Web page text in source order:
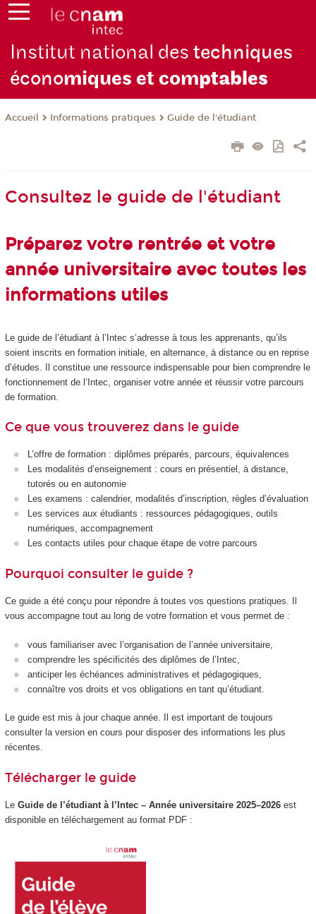
Institut national destechniques
économiques et comptables
Accueil Informations pratiques Guide de l'étudiant
Consultez le guide de l'étudiant
Préparez votre rentrée et votre
année universitaire avec toutes les
informations utiles
Le guide de l’étudiant à l’Intec s’adresse à tous les apprenants, qu’ils
soient inscrits en formation initiale, en alternance, à distance ou en reprise
d’études. Il constitue une ressource indispensable pour bien comprendre le
fonctionnement de l’Intec, organiser votre année et réussir votre parcours
de formation.
Ce que vous trouverez dans le guide
L’offre de formation : diplômes préparés, parcours, équivalences
Les modalités d’enseignement : cours en présentiel, à distance,
tutorés ou en autonomie
Les examens : calendrier, modalités d’inscription, règles d’évaluation
Les services aux étudiants : ressources pédagogiques, outils
numériques, accompagnement
Les contacts utiles pour chaque étape de votre parcours
Pourquoi consulter le guide ?
Ce guide a été conçu pour répondre à toutes vos questions pratiques. Il
vous accompagne tout au long de votre formation et vous permet de :
vous familiariser avec l’organisation de l’année universitaire,
comprendre les spécificités des diplômes de l’Intec,
anticiper les échéances administratives et pédagogiques,
connaître vos droits et vos obligations en tant qu’étudiant.
Le guide est mis à jour chaque année. Il est important de toujours
consulter la version en cours pour disposer des informations les plus
récentes.
Télécharger le guide
Le Guide de l’étudiant à l’Intec – Année universitaire 2025–2026est
disponible en téléchargement au format PDF :